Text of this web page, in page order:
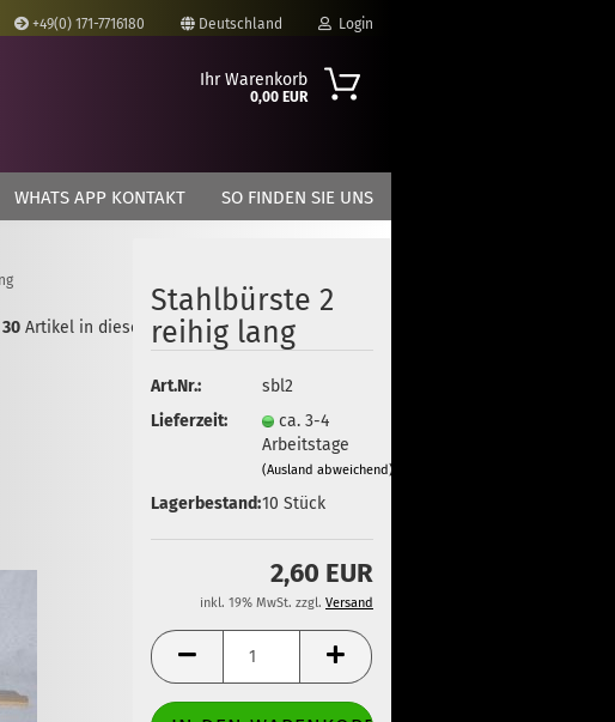
+49(0) 171-7716180 Deutschland Login
Passwort
Konto erstellen
Passwort vergessen?
Ihr Warenkorb
0,00 EUR
WHATS APP KONTAKT SO FINDEN SIE UNS
30 Artikel in dieser Kategorie
Stahlbürste 2
reihig lang
Art.Nr.:
sbl2
Lieferzeit:
ca. 3-4
Arbeitstage
(Ausland abweichend)
Lagerbestand:10 Stück
2,60 EUR
inkl. 19% MwSt. zzgl. Versand